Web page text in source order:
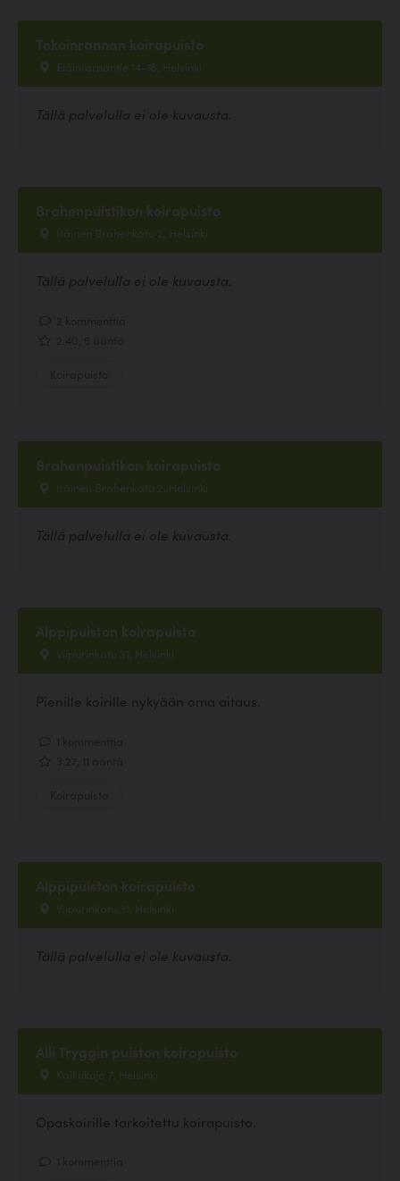
Tokoinrannan koirapuisto
Eläintarhantie 14-18, Helsinki
Tällä palvelulla ei ole kuvausta.
Brahenpuistikon koirapuisto
Itäinen Brahenkatu 2, Helsinki
Tällä palvelulla ei ole kuvausta.
Brahenpuistikon koirapuisto
Itäinen Brahenkatu 2, Helsinki
Tällä palvelulla ei ole kuvausta.
Alppipuiston koirapuisto
Viipurinkatu 31, Helsinki
Pienille koirille nykyään oma aitaus.
Alppipuiston koirapuisto
Viipurinkatu 31, Helsinki
Tällä palvelulla ei ole kuvausta.
Alli Tryggin puiston koirapuisto
Kaikukuja 7, Helsinki
Opaskoirille tarkoitettu koirapuisto.